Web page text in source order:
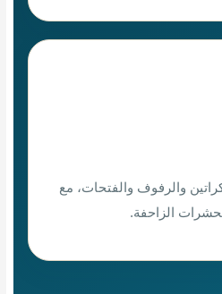
والرفوف والفتحات، مع
الزاحفة.